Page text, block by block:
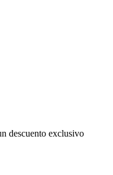
descuento exclusivo